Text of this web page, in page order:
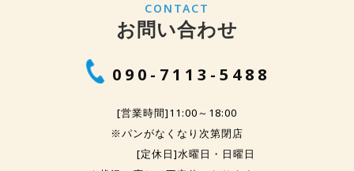
CONTACT
お問い合わせ
090-7113-5488
[営業時間]11:00～18:00
※パンがなくなり次第閉店
[定休日]水曜日・日曜日